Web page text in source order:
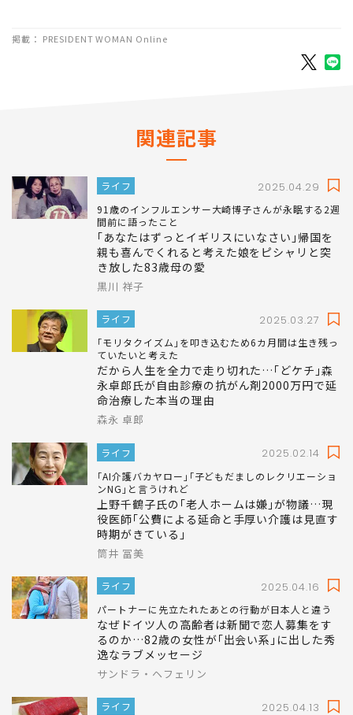
掲載： PRESIDENT WOMAN Online
関連記事
ライフ 2025.04.29
91歳のインフルエンサー大崎博子さんが永眠する2週
間前に語ったこと
｢あなたはずっとイギリスにいなさい｣帰国を
親も喜んでくれると考えた娘をピシャリと突
き放した83歳母の愛
黒川 祥子
ライフ 2025.03.27
｢モリタクイズム｣を叩き込むため6カ月間は生き残っ
ていたいと考えた
だから人生を全力で走り切れた…｢どケチ｣森
永卓郎氏が自由診療の抗がん剤2000万円で延
命治療した本当の理由
森永 卓郎
ライフ 2025.02.14
｢AI介護バカヤロー｣｢子どもだましのレクリエーショ
ンNG｣と言うけれど
上野千鶴子氏の｢老人ホームは嫌｣が物議…現
役医師｢公費による延命と手厚い介護は見直す
時期がきている｣
筒井 冨美
ライフ 2025.04.16
パートナーに先立たれたあとの行動が日本人と違う
なぜドイツ人の高齢者は新聞で恋人募集をす
るのか…82歳の女性が｢出会い系｣に出した秀
逸なラブメッセージ
サンドラ・ヘフェリン
ライフ 2025.04.13